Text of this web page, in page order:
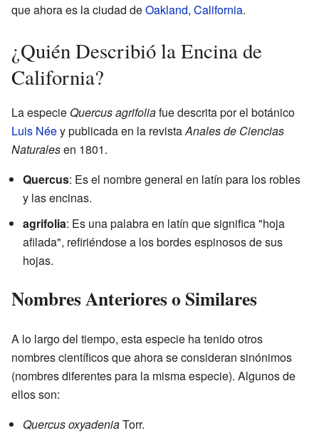
que ahora es la ciudad deOakland, California.
¿Quién Describió la Encina de
California?
La especie Quercus agrifoliafue descrita por el botánico
Luis Néey publicada en la revistaAnales de Ciencias
Naturalesen 1801.
Quercus: Es el nombre general en latín para los robles
y las encinas.
agrifolia: Es una palabra en latín que significa "hoja
afilada", refiriéndose a los bordes espinosos de sus
hojas.
Nombres Anteriores o Similares
A lo largo del tiempo, esta especie ha tenido otros
nombres científicos que ahora se consideran sinónimos
(nombres diferentes para la misma especie). Algunos de
ellos son:
Quercus oxyadeniaTorr.